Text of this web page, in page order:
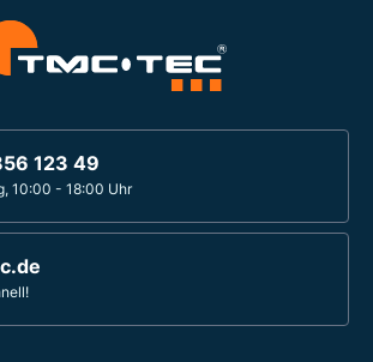
123 49
10:00 - 18:00 Uhr